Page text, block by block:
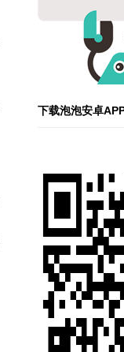
下载泡泡安卓